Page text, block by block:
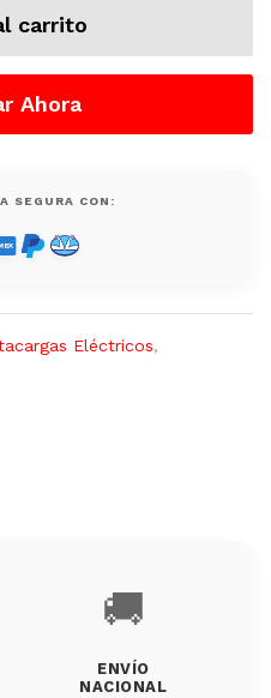
carrito
Ahora
SEGURA CON:
Eléctricos,
🚚
ENVÍO
NACIONAL